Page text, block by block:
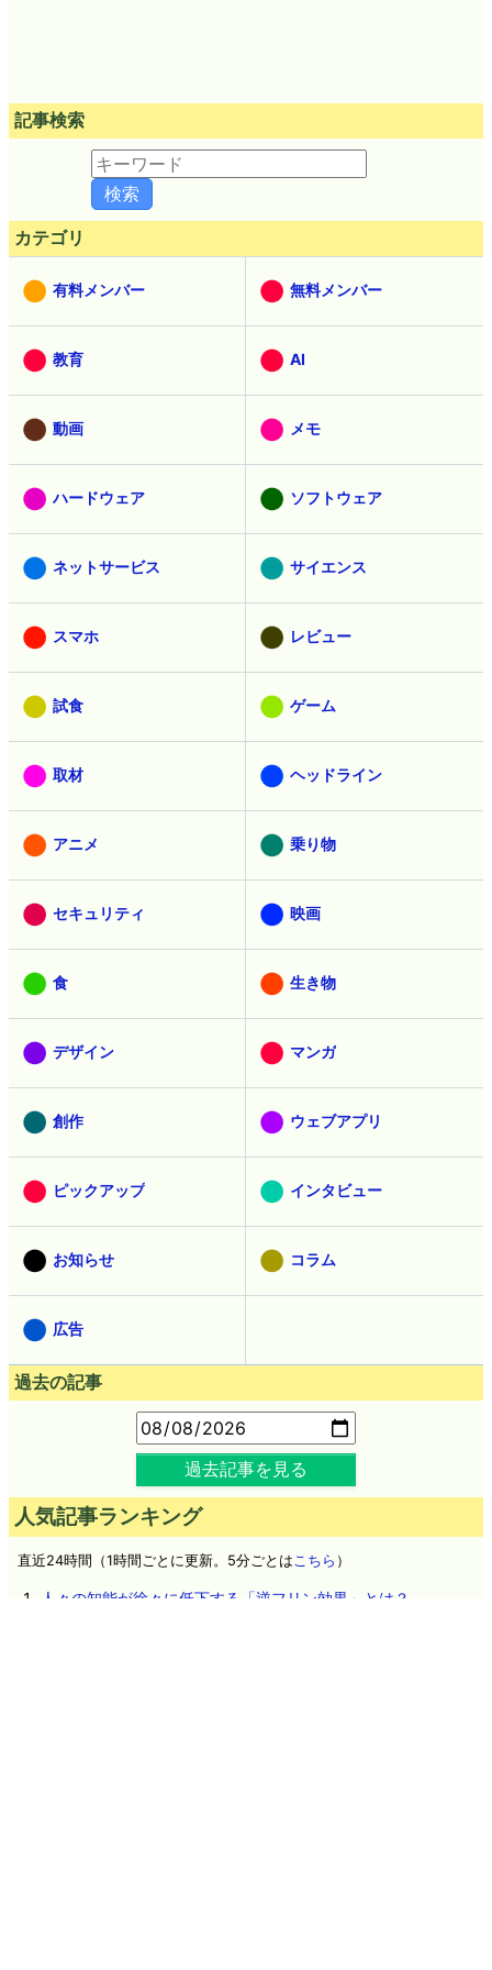
記事検索
カテゴリ
有料メンバー 無料メンバー
教育 AI
動画 メモ
ハードウェア ソフトウェア
ネットサービス サイエンス
スマホ レビュー
試食 ゲーム
取材 ヘッドライン
アニメ 乗り物
セキュリティ 映画
食 生き物
デザイン マンガ
創作 ウェブアプリ
ピックアップ インタビュー
お知らせ コラム
広告
過去の記事
過去記事を見る
人気記事ランキング
直近24時間（1時間ごとに更新。5分ごとはこちら ）
人々の知能が徐々に低下する「逆フリン効果」とは？